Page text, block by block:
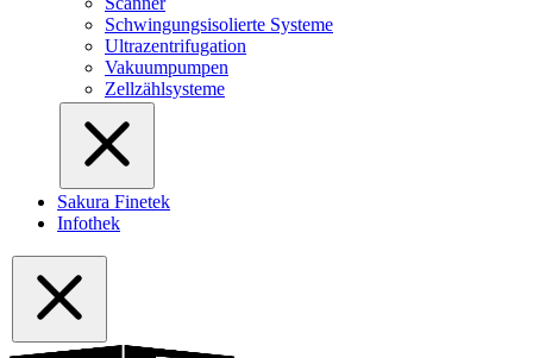
Schwingungsisolierte Systeme
Ultrazentrifugation
Vakuumpumpen
Zellzählsysteme
Sakura Finetek
Infothek